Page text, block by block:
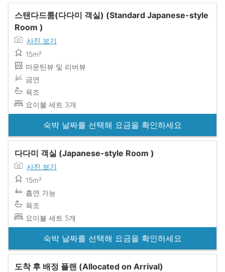
스탠다드룸(다다미 객실) (Standard Japanese-style
Room )
사진 보기
15m²
마운틴뷰 및 리버뷰
금연
욕조
요이불 세트 3개
숙박 날짜를 선택해 요금을 확인하세요
다다미 객실 (Japanese-style Room )
사진 보기
15m²
흡연 가능
욕조
요이불 세트 5개
숙박 날짜를 선택해 요금을 확인하세요
도착 후 배정 플랜 (Allocated on Arrival)